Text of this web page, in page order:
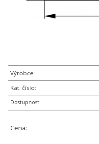
Výrobce:
Kat. číslo:
Dostupnost:
Cena: